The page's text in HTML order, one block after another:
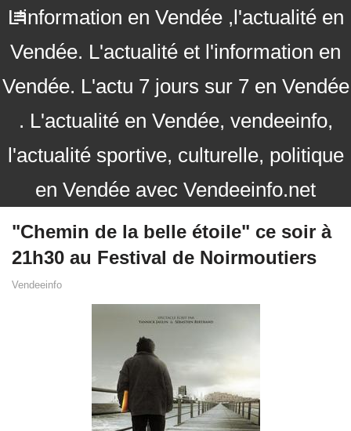
L'information en Vendée ,l'actualité en
Vendée. L'actualité et l'information en
Vendée. L'actu 7 jours sur 7 en Vendée
. L'actualité en Vendée, vendeeinfo,
l'actualité sportive, culturelle, politique
en Vendée avec Vendeeinfo.net
"Chemin de la belle étoile" ce soir à
21h30 au Festival de Noirmoutiers
Vendeeinfo